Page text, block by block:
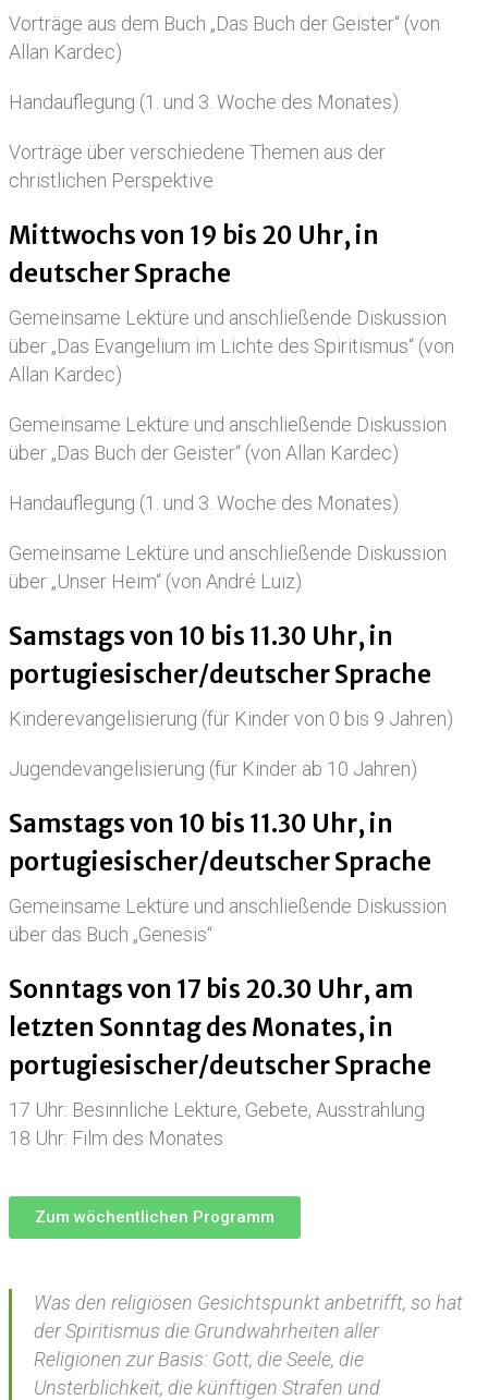
Vorträge aus dem Buch „Das Buch der Geister“ (von
Allan Kardec)
Handauflegung (1. und 3. Woche des Monates)
Vorträge über verschiedene Themen aus der
christlichen Perspektive
Mittwochs von 19 bis 20 Uhr, in
deutscher Sprache
Gemeinsame Lektüre und anschließende Diskussion
über „Das Evangelium im Lichte des Spiritismus“ (von
Allan Kardec)
Gemeinsame Lektüre und anschließende Diskussion
über „Das Buch der Geister“ (von Allan Kardec)
Handauflegung (1. und 3. Woche des Monates)
Gemeinsame Lektüre und anschließende Diskussion
über „Unser Heim“ (von André Luiz)
Samstags von 10 bis 11.30 Uhr, in
portugiesischer/deutscher Sprache
Kinderevangelisierung (für Kinder von 0 bis 9 Jahren)
Jugendevangelisierung (für Kinder ab 10 Jahren)
Samstags von 10 bis 11.30 Uhr, in
portugiesischer/deutscher Sprache
Gemeinsame Lektüre und anschließende Diskussion
über das Buch „Genesis“
Sonntags von 17 bis 20.30 Uhr, am
letzten Sonntag des Monates, in
portugiesischer/deutscher Sprache
17 Uhr: Besinnliche Lekture, Gebete, Ausstrahlung
18 Uhr: Film des Monates
Zum wöchentlichen Programm
Was den religiösen Gesichtspunkt anbetrifft, so hat
der Spiritismus die Grundwahrheiten aller
Religionen zur Basis: Gott, die Seele, die
Unsterblichkeit, die künftigen Strafen und